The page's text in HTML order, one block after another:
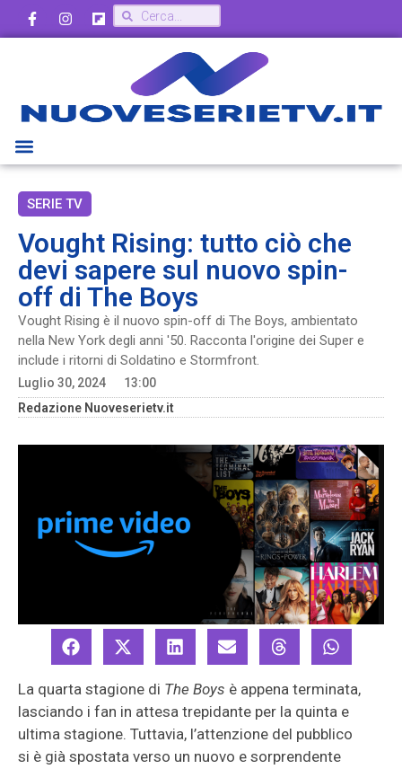
SERIE TV
Vought Rising: tutto ciò che
devi sapere sul nuovo spin-
off di The Boys
Vought Rising è il nuovo spin-off di The Boys, ambientato
nella New York degli anni '50. Racconta l'origine dei Super e
include i ritorni di Soldatino e Stormfront.
Luglio 30, 2024
13:00
Redazione Nuoveserietv.it
La quarta stagione di The Boys è appena terminata,
lasciando i fan in attesa trepidante per la quinta e
ultima stagione. Tuttavia, l’attenzione del pubblico
si è già spostata verso un nuovo e sorprendente